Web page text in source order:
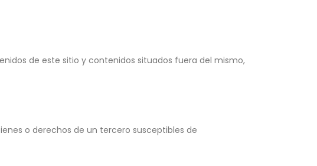
de este sitio y contenidos situados fuera del mismo,
o derechos de un tercero susceptibles de